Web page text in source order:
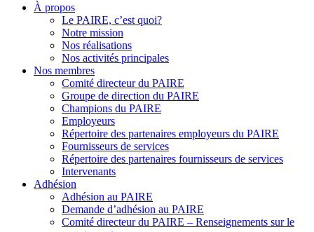
À propos
Le PAIRE, c’est quoi?
Notre mission
Nos réalisations
Nos activités principales
Nos membres
Comité directeur du PAIRE
Groupe de direction du PAIRE
Champions du PAIRE
Employeurs
Répertoire des partenaires employeurs du PAIRE
Fournisseurs de services
Répertoire des partenaires fournisseurs de services
Intervenants
Adhésion
Adhésion au PAIRE
Demande d’adhésion au PAIRE
Comité directeur du PAIRE – Renseignements sur le